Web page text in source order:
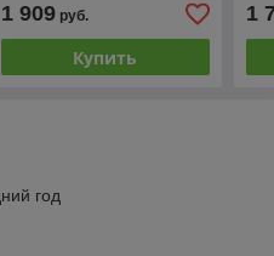
1 909руб.
Купить
1
год